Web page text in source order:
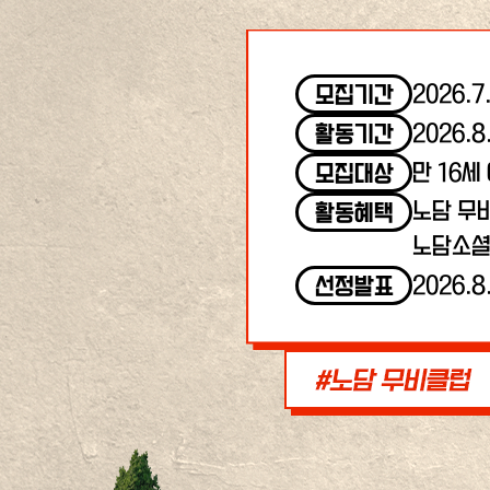
모집기간
활동기간
모집대상
만 16세
활동혜택
노담 무
노담소
선정발표